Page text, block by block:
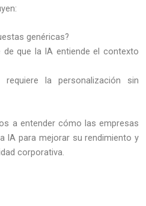
genéricas?
de que la IA entiende el contexto
requiere la personalización sin
a entender cómo las empresas
IA para mejorar su rendimiento y
corporativa.